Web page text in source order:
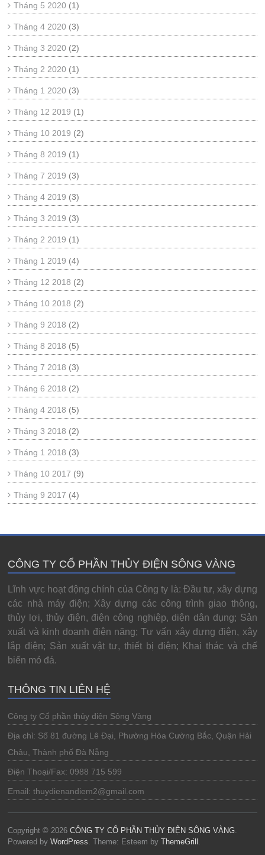
Tháng 5 2020 (1)
Tháng 4 2020 (3)
Tháng 3 2020 (2)
Tháng 2 2020 (1)
Tháng 1 2020 (3)
Tháng 12 2019 (1)
Tháng 10 2019 (2)
Tháng 8 2019 (1)
Tháng 7 2019 (3)
Tháng 4 2019 (3)
Tháng 3 2019 (3)
Tháng 2 2019 (1)
Tháng 1 2019 (4)
Tháng 12 2018 (2)
Tháng 10 2018 (2)
Tháng 9 2018 (2)
Tháng 8 2018 (5)
Tháng 7 2018 (3)
Tháng 6 2018 (2)
Tháng 4 2018 (5)
Tháng 3 2018 (2)
Tháng 1 2018 (3)
Tháng 10 2017 (9)
Tháng 9 2017 (4)
CÔNG TY CỔ PHẦN THỦY ĐIỆN SÔNG VÀNG
Lĩnh vực hoạt động chính của Công ty là: Đầu tư, xây dựng
các nhà máy điện; Xây dựng các công trình giao thông,
thủy lợi, thủy điện, điện công nghiệp, diện dân dụng; Sản
xuất và kinh doanh điện năng; Tư vấn xây dựng điện, xây
lắp điện; Sản xuất vật tư, thiết bị điện; Khai thác và chế
biến mỏ đá.
THÔNG TIN LIÊN HỆ
Công ty Cổ phần thủy điện Sông Vàng
Địa chỉ: Số 81 đường Lê Đại, Phường Hòa Cường Bắc, Quận Hải
Châu, Thành phố Đà Nẵng
Điện Thoại/Fax: 0988 715 599
Email: thuydienandiem2@gmail.com
Copyright © 2026CÔNG TY CỔ PHẦN THỦY ĐIỆN SÔNG VÀNG.
Powered byWordPress. Theme: Esteem byThemeGrill .